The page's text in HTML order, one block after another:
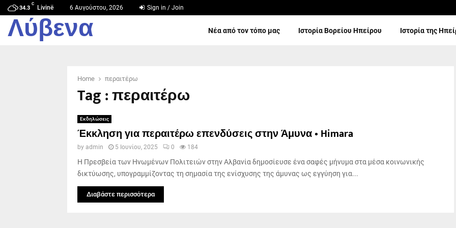
34.3
C
Livinë 6 Αυγούστου, 2026 Sign in / Join
Λύβενα Νέα από τον τόπο μας Ιστορία Βορείου Ηπείρου Ιστορία της
Home περαιτέρω
Tag : περαιτέρω
Εκδηλώσεις
Έκκληση για περαιτέρω επενδύσεις στην Άμυνα • Himara
by admin 5 Ιουνίου, 2025 0 184
Η Πρεσβεία των Ηνωμένων Πολιτειών στην Αλβανία δημοσίευσε ένα σαφές μήνυμα στα μέσα κοινωνικής
δικτύωσης, υπογραμμίζοντας τη σημασία της ενίσχυσης της άμυνας ως εγγύηση για...
Διαβάστε περισσότερα